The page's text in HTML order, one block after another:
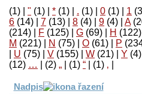
(1) " (1) * (1) . (1) 0 (1) 1
6 (14) 7 (13) 8 (4) 9 (4) A
(214)
F (125) G (69) H (122)
M (221) N (75) O (61) P
U (75) V (155) W (21) Y (4)
‚
(1)
“
(1)
„
(2)
…
(12)
Nadpis